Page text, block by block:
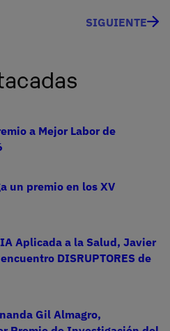
SIGUIENTE
a Mejor Labor de
un premio en los XV
Aplicada a la Salud, Javier
DISRUPTORES de
Gil Almagro,